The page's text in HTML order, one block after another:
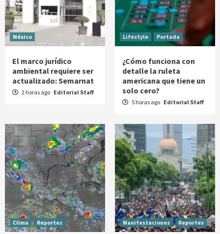
México
El marco jurídico
ambiental requiere ser
actualizado: Semarnat
2 horas ago Editorial Staff
Lifestyle Portada
¿Cómo funciona con
detalle la ruleta
americana que tiene un
solo cero?
5 horas ago Editorial Staff
Clima Reportes Manifestaciones Reportes